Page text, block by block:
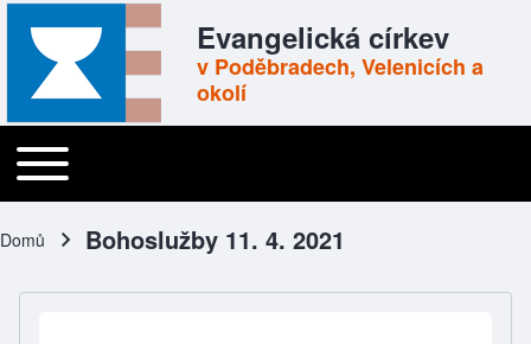
Evangelická církev
v Poděbradech, Velenicích a
okolí
Main navigation
Toggle main menu
Drobečková navigace
Domů Bohoslužby 11. 4. 2021